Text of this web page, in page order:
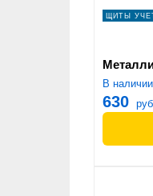
ЩИТЫ
В наличии
630